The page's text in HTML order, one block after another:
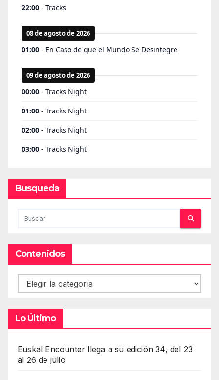
Busqueda
Contenidos
Contenidos
Lo Último
Euskal Encounter llega a su edición 34, del 23
al 26 de julio